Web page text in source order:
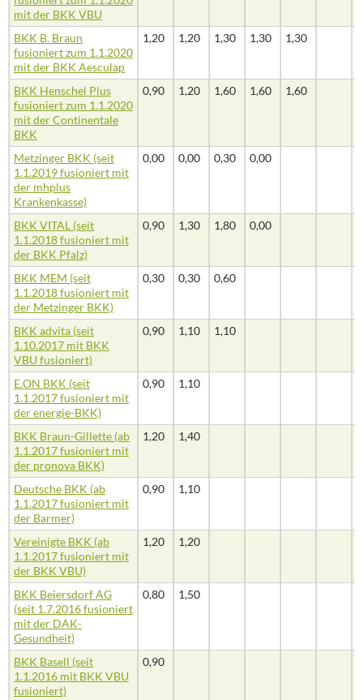
mit der BKK VBU
BKK B. Braun
fusioniert zum 1.1.2020
mit der BKK Aesculap
1,20 1,20 1,30 1,30 1,30
BKK Henschel Plus
fusioniert zum 1.1.2020
mit der Continentale
BKK
0,90 1,20 1,60 1,60 1,60
Metzinger BKK (seit
1.1.2019 fusioniert mit
der mhplus
Krankenkasse)
0,00 0,00 0,30 0,00
BKK VITAL (seit
1.1.2018 fusioniert mit
der BKK Pfalz)
0,90 1,30 1,80 0,00
BKK MEM (seit
1.1.2018 fusioniert mit
der Metzinger BKK)
0,30 0,30 0,60
BKK advita (seit
1.10.2017 mit BKK
VBU fusioniert)
0,90 1,10 1,10
E.ON BKK (seit
1.1.2017 fusioniert mit
der energie-BKK)
0,90 1,10
BKK Braun-Gillette (ab
1.1.2017 fusioniert mit
der pronova BKK)
1,20 1,40
Deutsche BKK (ab
1.1.2017 fusioniert mit
der Barmer)
0,90 1,10
Vereinigte BKK (ab
1.1.2017 fusioniert mit
der BKK VBU)
1,20 1,20
BKK Beiersdorf AG
(seit 1.7.2016 fusioniert
mit der DAK-
Gesundheit)
0,80 1,50
BKK Basell (seit
1.1.2016 mit BKK VBU
fusioniert)
0,90